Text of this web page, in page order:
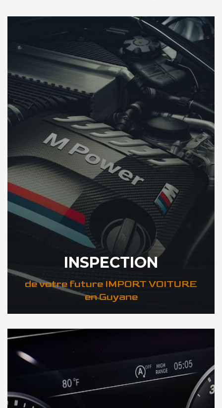
INSPECTION
de votre future IMPORT VOITURE
en Guyane
DÉCOUVREZ VOTRE INSPECTION AUTO en Guyane